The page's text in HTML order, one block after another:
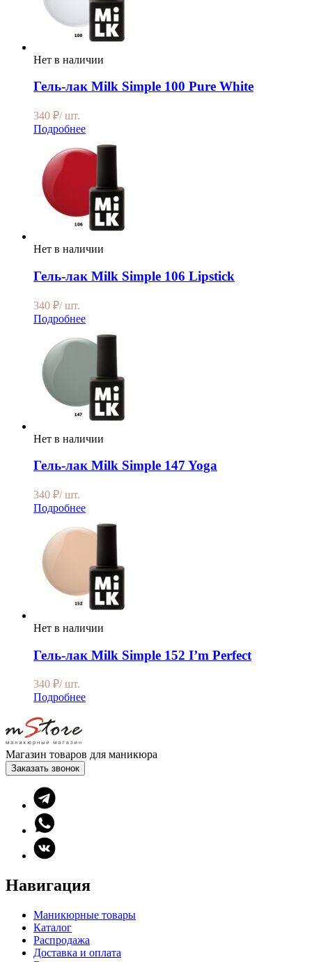
Нет в наличии
Гель-лак Milk Simple 100 Pure White
340 ₽/ шт.
Подробнее
Нет в наличии
Гель-лак Milk Simple 106 Lipstick
340 ₽/ шт.
Подробнее
Нет в наличии
Гель-лак Milk Simple 147 Yoga
340 ₽/ шт.
Подробнее
Нет в наличии
Гель-лак Milk Simple 152 I’m Perfect
340 ₽/ шт.
Подробнее
Магазин товаров для маникюра
Заказать звонок
Навигация
Маникюрные товары
Каталог
Распродажа
Доставка и оплата